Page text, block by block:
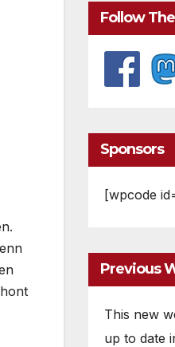
Follow
Sponsors
[wpcode
Previous
This new
up to date